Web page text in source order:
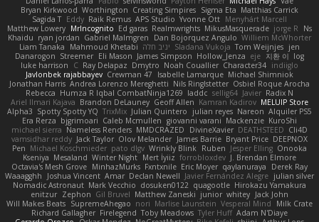
Bryan Kirkwood Worthington Creating Simpires Sigma Eta Matthias Carrick
Sagida T Eddy Raik Remus APS Studio Yvonne Ott Menyhárt Marcell
Matthew Lowery MrIncognito Ed garas Realmwrights MikusMasquerade jorge R
Ns
Khaidu ryan jordan Gabriel Malmgren Dan Bojorquez Angulo Williem McWhorter
Liam Tanaka
Mahmoud Khetabi יניב חלה Sladana Vukoja Tom Weijnjes jen
Danarogon Streemer Eli Mason James Simpson Hollow_Jenza eje 지환 이 log
luke harrison
C Ray Delapaz Dmytro Noah Couallier Character34 indiiglo
Javlonbek rajabbayev Crewman 47 Isabelle Lamarque Michael Shimniok
Jonathan Harris Andrea Lorenzo Mereghetti Nils Ringlstetter Osbiel Roque Arocha
Rebecca Humza R Iqbal CombatNinja1269 laddc sellig64 Javier Radix N
Ariel Ilmari Kajava Brandon DeLauney Geoff Allen Kamran Kadirov MELUIP Store
Alpha3 Spotty Spotty YQ TrixMix Julian Quintero julian reyes Nareon Alquiler PS5
Era Rerza bjgrimoari Caleb Mcmullen giovanni varani Mackenzie KuroShi
michael sierra Nameless Renders MMDCRAZED DivineXavier DEATHSTEED Cli4D
vamsidhar reddy Jack Taylor Olov Melander James Barrie Bryant Price DEEPNOX
Pen Michael Koschmieder pato dlgv Wrinkly Blink Ruben Jesper Elling Onooka
Kseniya Mesaland Winter Night Mert İyiiz forrobloxdev J. Brendan Elmore
Octavia's Mesh Grove MinhazMurks Fxntxnile Eric Moyer qaylanuraya
Derek Ray
Waaagghh
Joshua Vincent Amar Declan Newell Javier Fernández Alegre julian silver
Nomadic Astronaut Mark Vecchio dosuken0122 quagootle Hirokazu Yamakura
enitzur Zephon Gil Bruvel Matthew Zaneski junior whitey Jack John
Will Makes Beats SupremeAhegao nori Marlise Launstein Vesperal Mind
Milk Crate
Richard Gallagher Firelegend Toby Meadows Tyler Huff Adam N'Diaye